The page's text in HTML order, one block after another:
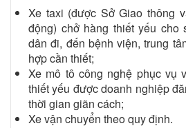
Xe taxi (được Sở Giao thông
động) chở hàng thiết yếu cho
dân đi, đến bệnh viện, trung
hợp cần thiết;
Xe mô tô công nghệ phục vụ
thiết yếu được doanh nghiệp
thời gian giãn cách;
Xe vận chuyển theo quy định.